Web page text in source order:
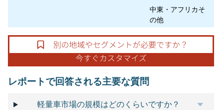
中東・アフリカそ
の他
レポートで回答される主要な質問
軽量車市場の規模はどのくらいですか？